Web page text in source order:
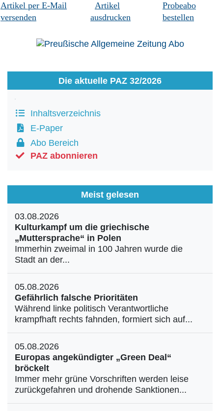
Artikel per E-Mail
versenden
Artikel
ausdrucken
Probeabo
bestellen
Die aktuelle PAZ 32/2026
Inhaltsverzeichnis
E-Paper
Abo Bereich
PAZ abonnieren
Meist gelesen
03.08.2026
Kulturkampf um die griechische
„Muttersprache“ in Polen
Immerhin zweimal in 100 Jahren wurde die
Stadt an der...
05.08.2026
Gefährlich falsche Prioritäten
Während linke politisch Verantwortliche
krampfhaft rechts fahnden, formiert sich auf...
05.08.2026
Europas angekündigter „Green Deal“
bröckelt
Immer mehr grüne Vorschriften werden leise
zurückgefahren und drohende Sanktionen...